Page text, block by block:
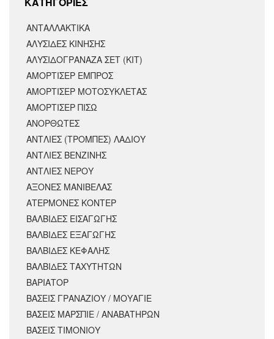
ΑΝΤΑΛΛΑΚΤΙΚΆ
ΑΛΥΣΙΔΕΣ ΚΙΝΗΣΗΣ
ΑΛΥΣΙΔΟΓΡΑΝΑΖΑ ΣΕΤ (ΚΙΤ)
ΑΜΟΡΤΙΣΕΡ ΕΜΠΡΟΣ
ΑΜΟΡΤΙΣΈΡ ΜΟΤΟΣΥΚΛΈΤΑΣ
ΑΜΟΡΤΙΣΕΡ ΠΙΣΩ
ΑΝΟΡΘΩΤΕΣ
ΑΝΤΛΙΕΣ (ΤΡΟΜΠΕΣ) ΛΑΔΙΟΥ
ΑΝΤΛΙΕΣ ΒΕΝΖΙΝΗΣ
ΑΝΤΛΙΕΣ ΝΕΡΟΥ
ΑΞΟΝΕΣ ΜΑΝΙΒΕΛΑΣ
ΑΤΕΡΜΟΝΕΣ ΚΟΝΤΕΡ
ΒΑΛΒΙΔΕΣ ΕΙΣΑΓΩΓΗΣ
ΒΑΛΒΙΔΕΣ ΕΞΑΓΩΓΗΣ
ΒΑΛΒΙΔΕΣ ΚΕΦΑΛΗΣ
ΒΑΛΒΙΔΕΣ ΤΑΧΥΤΗΤΩΝ
ΒΑΡΙΑΤΟΡ
ΒΑΣΕΙΣ ΓΡΑΝΑΖΙΟΥ / ΜΟΥΑΓΙΕ
ΒΑΣΕΙΣ ΜΑΡΣΠΙΕ / ΑΝΑΒΑΤΗΡΩΝ
ΒΑΣΕΙΣ ΤΙΜΟΝΙΟΥ